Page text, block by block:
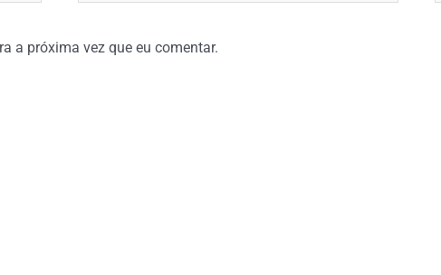
a próxima vez que eu comentar.